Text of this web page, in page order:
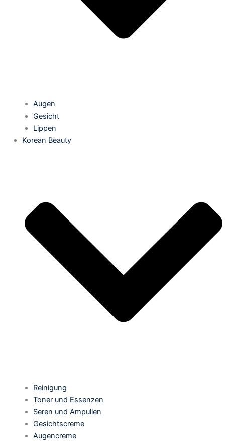
Augen
Gesicht
Lippen
Korean Beauty
Reinigung
Toner und Essenzen
Seren und Ampullen
Gesichtscreme
Augencreme